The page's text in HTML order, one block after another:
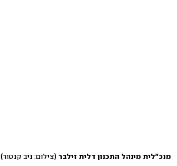
מנכ"לית מינהל התכנון דלית זילבר (צילום: ניב קנטור)